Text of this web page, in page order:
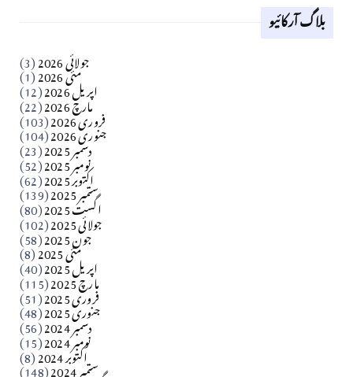
Apr 18, 2026
آزاد کشمیر جیسے احتجاج کی ضرورت ہے؟ از،،، ظہیرالدین
بلاگ آرکائیو
جولائی 2026 (3) مئی 2026 (1) اپریل 2026 (12) مارچ 2026 (22) فروری 2026 (103) جنوری 2026 (104) دسمبر 2025 (23) نومبر 2025 (52) اکتوبر 2025 (62) ستمبر 2025 (139) اگست 2025 (80) جولائی 2025 (102) جون 2025 (58) مئی 2025 (8) اپریل 2025 (40) مارچ 2025 (115) فروری 2025 (51) جنوری 2025 (48) دسمبر 2024 (56) نومبر 2024 (15) اکتوبر 2024 (8) ستمبر 2024 (148)